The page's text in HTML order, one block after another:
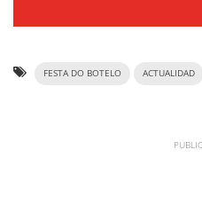
FESTA DO BOTELO ACTUALIDAD